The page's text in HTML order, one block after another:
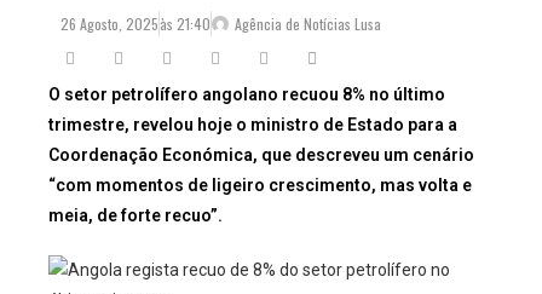
26 Agosto, 2025às 21:40 Agência de Notícias Lusa
O setor petrolífero angolano recuou 8% no último
trimestre, revelou hoje o ministro de Estado para a
Coordenação Económica, que descreveu um cenário
“com momentos de ligeiro crescimento, mas volta e
meia, de forte recuo”.